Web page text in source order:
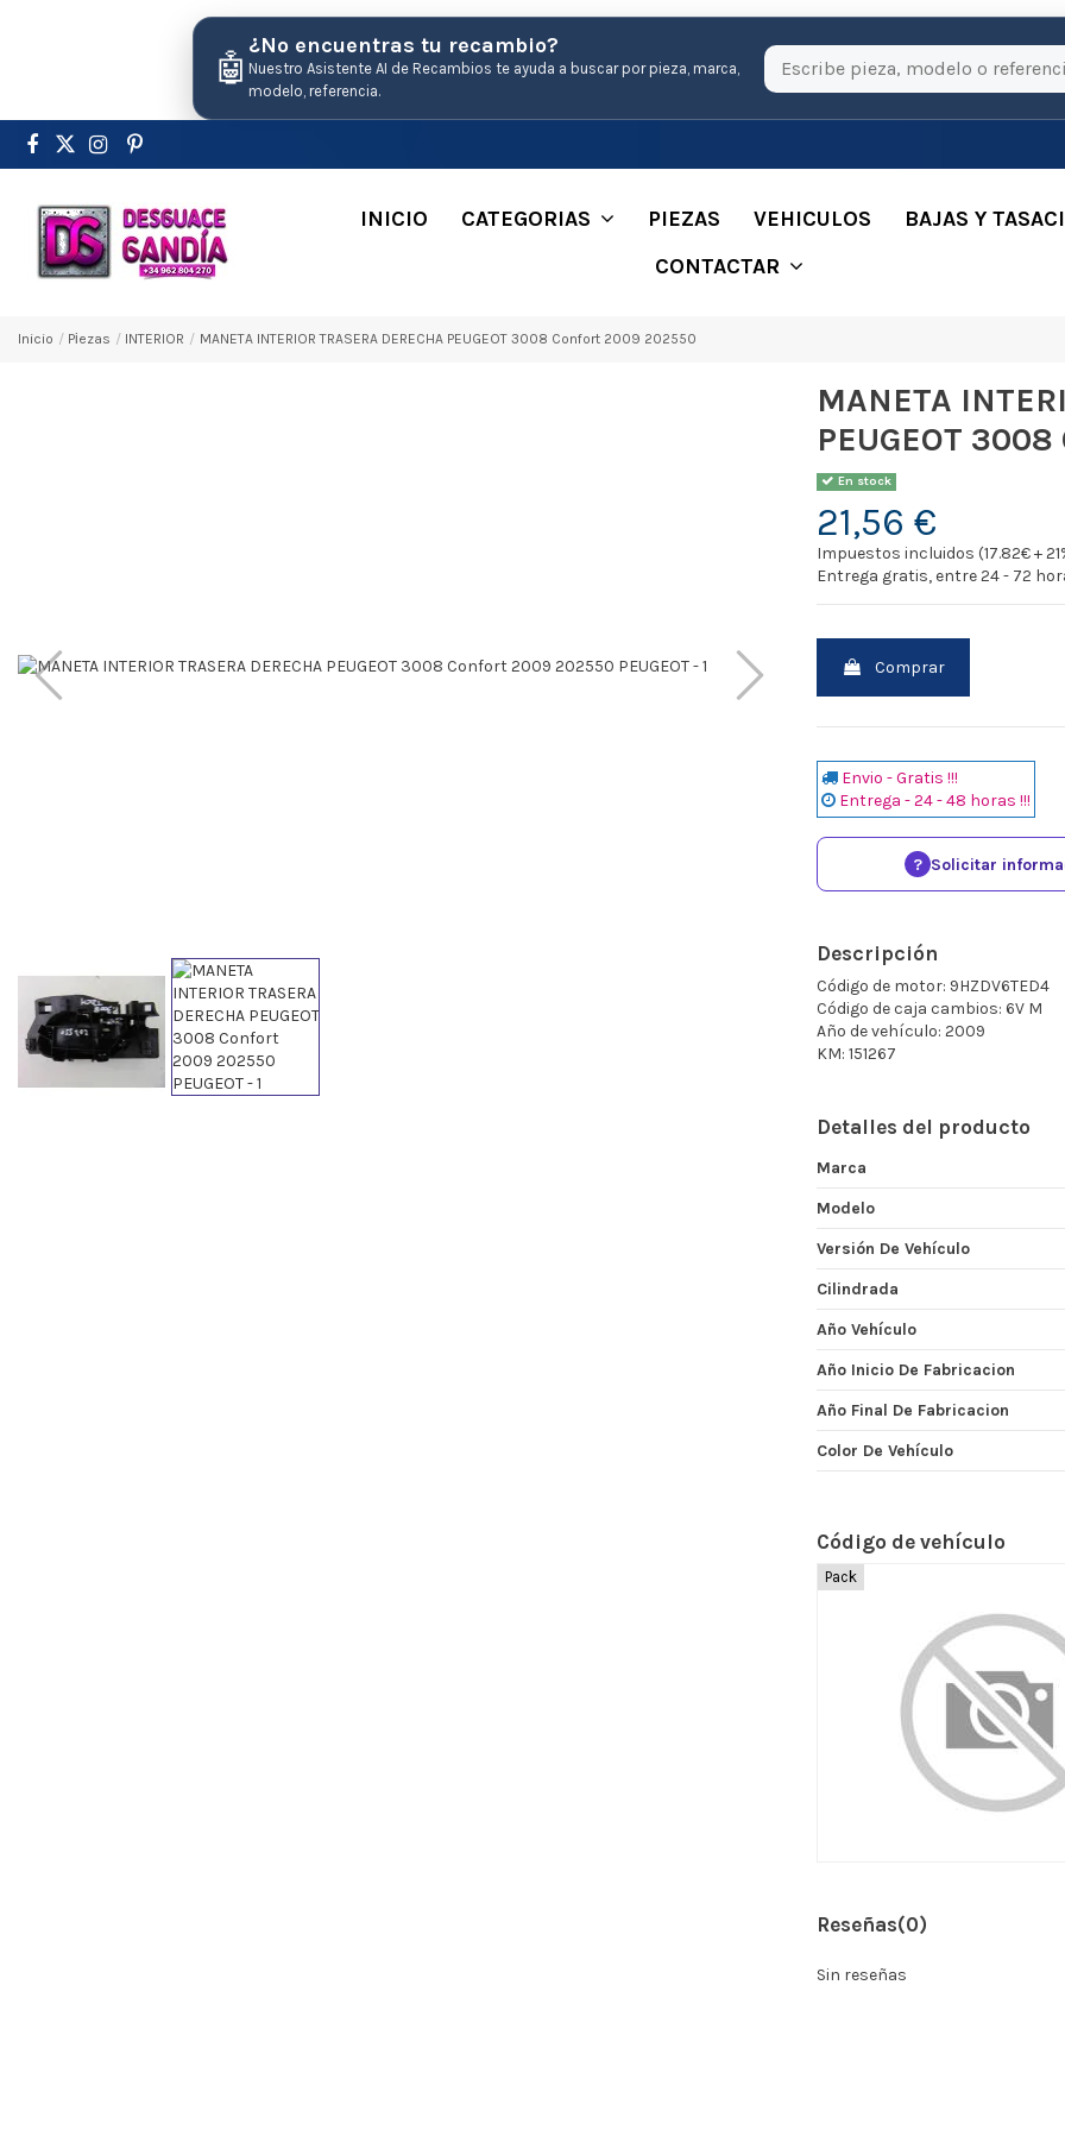
🤖
¿No encuentras tu recambio?
Nuestro Asistente AI de Recambios te ayuda a buscar por pieza, marca,
modelo, referencia.
INICIO CATEGORIAS PIEZAS VEHICULOS
BAJAS Y
CONTACTAR
Inicio Pіezas INTERIOR MANETA INTERIOR TRASERA DERECHA PEUGEOT 3008 Confort 2009 202550
MANETA
PEUGEOT
En stock
21,56 €
Impuestos incluidos (17.82€ +
Entrega gratis, entre 24 - 72
Comprar
Envio - Gratis !!!
Entrega - 24 - 48 horas !!!
? Solicitar
Descripción
Código de motor: 9HZDV6TED4
Código de caja cambios: 6V M
Año de vehículo: 2009
KM: 151267
Detalles del producto
Marca
Modelo
Versión De Vehículo
Cilindrada
Año Vehículo
Año Inicio De Fabricacion
Año Final De Fabricacion
Color De Vehículo
Código de vehículo
Pack
Reseñas(0)
Sin reseñas